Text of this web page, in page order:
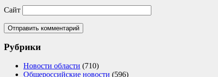
Сайт
Рубрики
Новости области (710)
Общероссийские новости (596)